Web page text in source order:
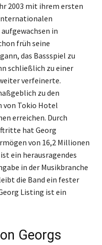
2003 mit ihrem ersten
in
früh seine
das Bassspiel zu
schließlich zu einer
verfeinerte.
zu den
von Tokio Hotel
erreichen. Durch
hat Georg
von 16,2 Millionen
ein herausragendes
in der Musikbranche
die Band ein fester
Listing ist ein
Georgs